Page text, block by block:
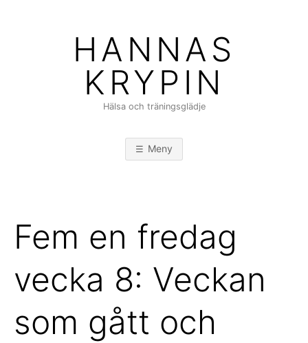
HANNAS
KRYPIN
Hälsa och träningsglädje
Meny
Fem en fredag
vecka 8: Veckan
som gått och